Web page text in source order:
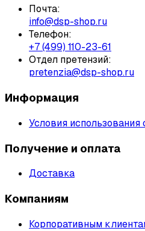
Почта:
info@dsp-shop.ru
Телефон:
+7 (499) 110-23-61
Отдел претензий:
pretenzia@dsp-shop.ru
Информация
Условия использования
Получение и оплата
Доставка
Компаниям
Корпоративным